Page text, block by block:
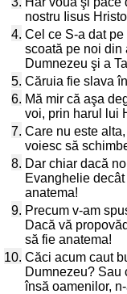
nostru Iisus
4. Cel ce S-a dat
scoată pe noi din
Dumnezeu şi a
5. Căruia fie slava
6. Mă mir că aşa
voi, prin harul lui
7. Care nu este
voiesc să
8. Dar chiar dacă
Evanghelie
anatema!
9. Precum v-am
Dacă vă
să fie anatema!
10. Căci acum caut
Dumnezeu? Sau
însă oamenilor,